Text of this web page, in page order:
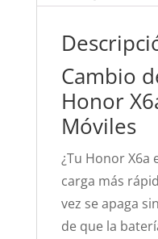
Cambio
Honor
Móviles
¿Tu Honor X6a
carga más
vez se apaga
de que la